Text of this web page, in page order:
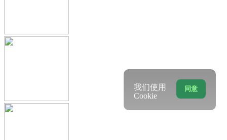
同意
我们使用
Cookie